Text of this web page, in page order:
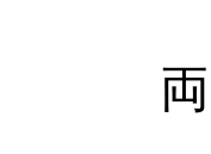
両